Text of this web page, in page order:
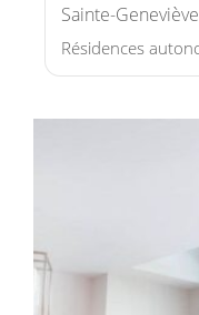
Sainte-Geneviève